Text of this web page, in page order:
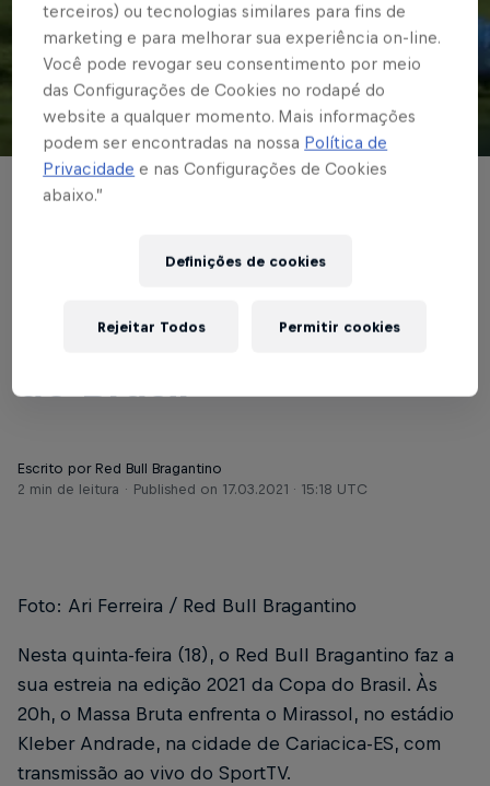
© Red Bull Bragantino
COPA DO BRASIL
Red Bull Bragantino
primeira fase da Copa
Escrito por Red Bull Bragantino
2 min de leitura
Published on 17.03.2021 · 15:18 UTC
Foto: Ari Ferreira / Red Bull Bragantino
Nesta quinta-feira (18), o Red Bull Bragantino faz a
sua estreia na edição 2021 da Copa do Brasil. Às
20h, o Massa Bruta enfrenta o Mirassol, no estádio
Kleber Andrade, na cidade de Cariacica-ES, com
transmissão ao vivo do SportTV.
terceiros) ou tecnologias similares para fins de
marketing e para melhorar sua experiência on-line.
Você pode revogar seu consentimento por meio
das Configurações de Cookies no rodapé do
website a qualquer momento. Mais informações
podem ser encontradas na nossa Política de
Privacidade e nas Configurações de Cookies
abaixo.”
Definições de cookies
Rejeitar Todos Permitir cookies